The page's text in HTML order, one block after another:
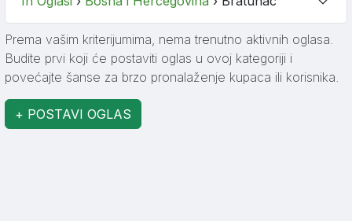
Prema vašim kriterijumima, nema trenutno aktivnih oglasa.
Budite prvi koji će postaviti oglas u ovoj kategoriji i
povećajte šanse za brzo pronalaženje kupaca ili korisnika.
+ POSTAVI OGLAS